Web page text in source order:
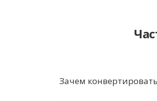
Зачем конвертировать